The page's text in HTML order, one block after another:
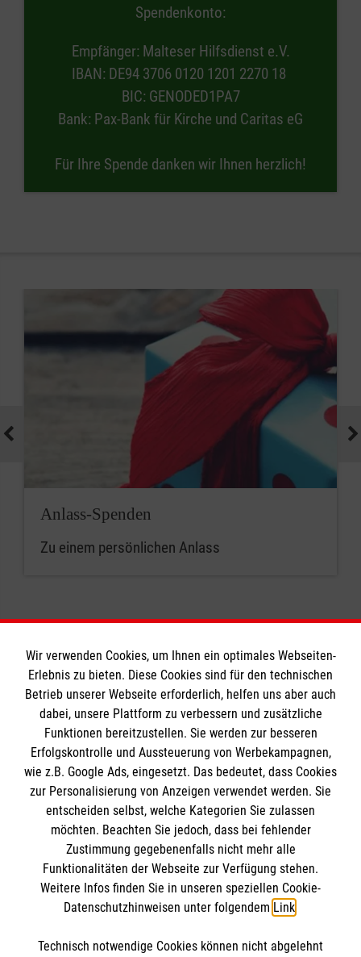
Spendenkonto:
Empfänger: Malteser Hilfsdienst e.V.
IBAN: DE94 3706 0120 1201 2270 18
BIC: GENODED1PA7
Bank: Pax-Bank für Kirche und Caritas eG
Für Ihre Spende danken wir Ihnen herzlich!
Anlass-Spenden
Zu einem persönlichen Anlass
Informationen
Impressum
Datenschutz
Barrierefreiheit
Kontakt
Die Malteser
Malteser in Deutschland
Malteserorden
Sharepoint
Spendenkonto
Wir verwenden Cookies, um Ihnen ein optimales Webseiten-
Erlebnis zu bieten. Diese Cookies sind für den technischen
Betrieb unserer Webseite erforderlich, helfen uns aber auch
dabei, unsere Plattform zu verbessern und zusätzliche
Funktionen bereitzustellen. Sie werden zur besseren
Erfolgskontrolle und Aussteuerung von Werbekampagnen,
wie z.B. Google Ads, eingesetzt. Das bedeutet, dass Cookies
zur Personalisierung von Anzeigen verwendet werden. Sie
entscheiden selbst, welche Kategorien Sie zulassen
möchten. Beachten Sie jedoch, dass bei fehlender
Zustimmung gegebenenfalls nicht mehr alle
Funktionalitäten der Webseite zur Verfügung stehen.
Weitere Infos finden Sie in unseren speziellen Cookie-
Datenschutzhinweisen unter folgendem Link.
Technisch notwendige Cookies können nicht abgelehnt